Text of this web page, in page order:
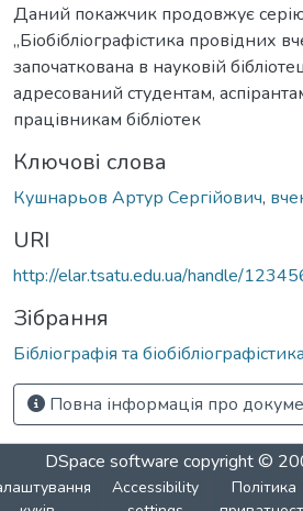
Даний покажчик продовжує
„Біобібліографістика провідних
започаткована в науковій
адресований студентам,
працівникам бібліотек
Ключові слова
Кушнарьов Артур Сергійович,
URI
http://elar.tsatu.edu.ua/handle/
Зібрання
Бібліографія та
Повна інформація про
DSpace software copyright ©
Accessibility
Політика